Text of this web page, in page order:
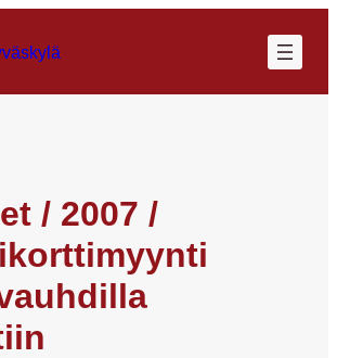
/ 2007 /